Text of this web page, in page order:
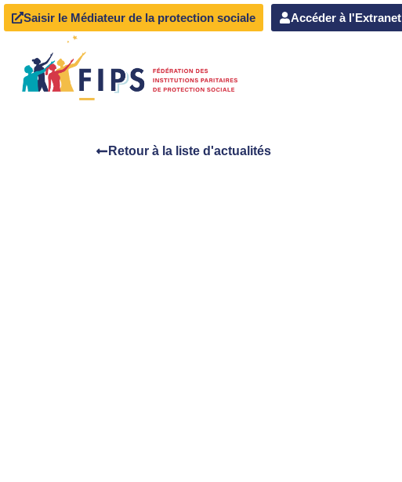
Saisir le Médiateur de la protection sociale Accéder à l'Extranet
Retour à la liste d'actualités